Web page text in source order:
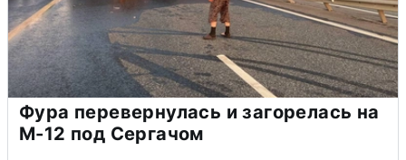
Фура перевернулась и загорелась на
М-12 под Сергачом